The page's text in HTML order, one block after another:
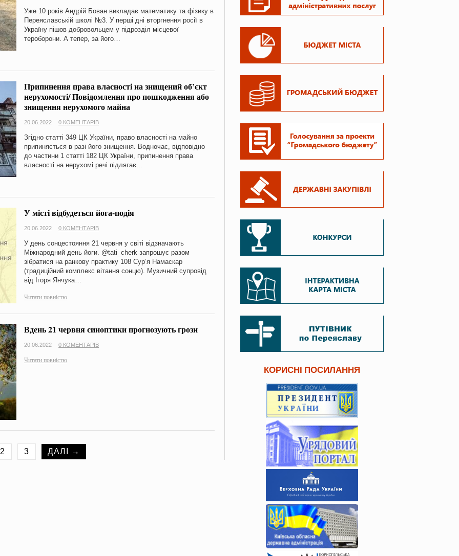
Уже 10 років Андрій Бован викладає математику та фізику в
Переяславській школі №3. У перші дні вторгнення росії в
Україну пішов добровольцем у підрозділ місцевої
тероборони. А тепер, за його…
Припинення права власності на знищений об’єкт
нерухомості/ Повідомлення про пошкодження або
знищення нерухомого майна
20.06.2022 0 КОМЕНТАРІВ
Згідно статті 349 ЦК України, право власності на майно
припиняється в разі його знищення. Водночас, відповідно
до частини 1 статті 182 ЦК України, припинення права
власності на нерухомі речі підлягає…
У місті відбудеться йога-подія
20.06.2022 0 КОМЕНТАРІВ
У день сонцестояння 21 червня у світі відзначають
Міжнародний день йоги. @tati_cherk запрошує разом
зібратися на ранкову практику 108 Сур’я Намаскар
(традиційний комплекс вітання сонцю). Музичний супровід
від Ігоря Янчука…
Читати повністю
Вдень 21 червня синоптики прогнозують грози
20.06.2022 0 КОМЕНТАРІВ
Читати повністю
2 3 ДАЛІ →
КОРИСНІ ПОСИЛАННЯ